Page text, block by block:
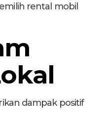
rental mobil
dampak positif